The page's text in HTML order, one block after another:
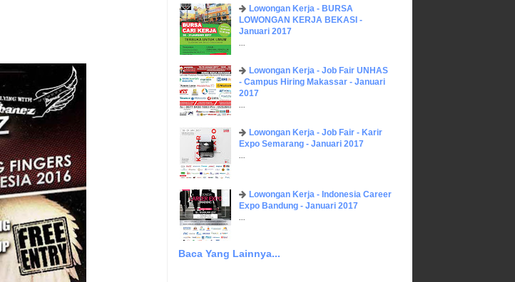
Lowongan Kerja - BURSA
LOWONGAN KERJA BEKASI -
Januari 2017
...
Lowongan Kerja - Job Fair UNHAS
- Campus Hiring Makassar - Januari
2017
...
Lowongan Kerja - Job Fair - Karir
Expo Semarang - Januari 2017
...
Lowongan Kerja - Indonesia Career
Expo Bandung - Januari 2017
...
Baca Yang Lainnya...